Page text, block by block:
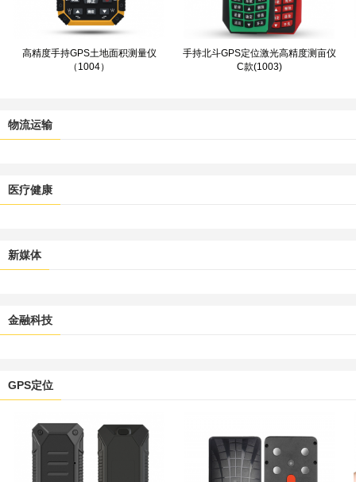
高精度手持GPS土地面积测量仪
（1004）
手持北斗GPS定位激光高精度测亩仪
C款(1003)
物流运输
医疗健康
新媒体
金融科技
GPS定位